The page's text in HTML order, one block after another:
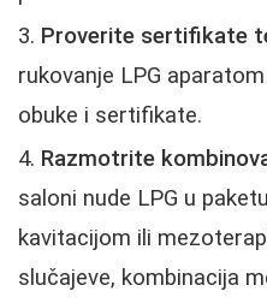
Proverite sertifikate
rukovanje LPG
obuke i sertifikate.
Razmotrite
saloni nude LPG u
kavitacijom ili
slučajeve, kombinacija